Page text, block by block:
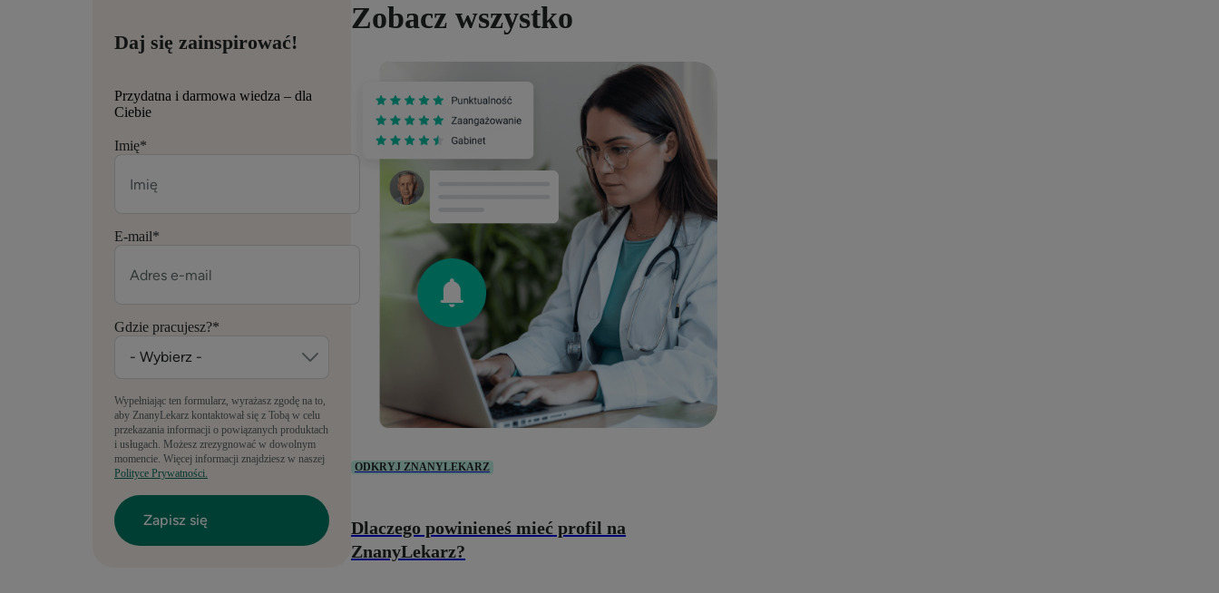
Daj się zainspirować!
Przydatna i darmowa wiedza – dla
Ciebie
Imię*
E-mail*
Gdzie pracujesz?*
Wypełniając ten formularz, wyrażasz zgodę na to,
aby ZnanyLekarz kontaktował się z Tobą w celu
przekazania informacji o powiązanych produktach
i usługach. Możesz zrezygnować w dowolnym
momencie. Więcej informacji znajdziesz w naszej
Polityce Prywatności.
Zobacz wszystko
ODKRYJ ZNANYLEKARZ
Dlaczego powinieneś mieć profil na
ZnanyLekarz?